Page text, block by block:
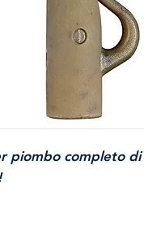
piombo completo